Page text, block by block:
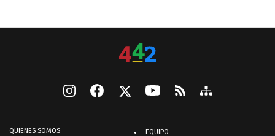
QUIENES SOMOS EQUIPO